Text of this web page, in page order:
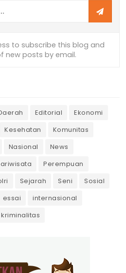
Editorial
Ekonomi
Kesehatan
Komunitas
Nasional
News
Perempuan
Sejarah Seni
Sosial
essai
internasional
kriminalitas